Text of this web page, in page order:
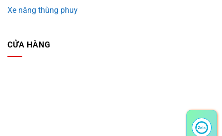
Xe nâng thùng phuy
CỬA HÀNG